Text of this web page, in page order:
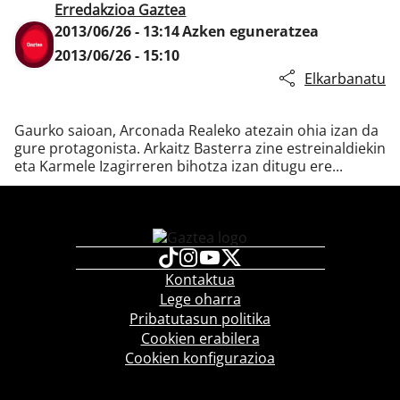
Erredakzioa Gaztea
2013/06/26 - 13:14Azken eguneratzea
2013/06/26 - 15:10
Elkarbanatu
Gaurko saioan, Arconada Realeko atezain ohia izan da
gure protagonista. Arkaitz Basterra zine estreinaldiekin
eta Karmele Izagirreren bihotza izan ditugu ere...
Kontaktua
Lege oharra
Pribatutasun politika
Cookien erabilera
Cookien konfigurazioa